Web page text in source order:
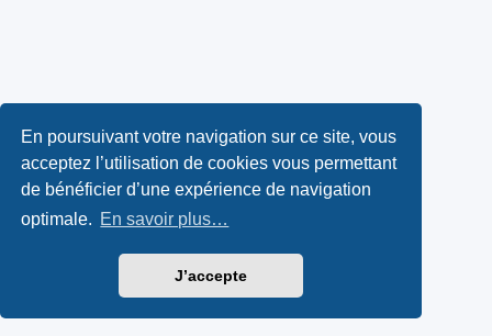
En poursuivant votre navigation sur ce site, vous
acceptez l’utilisation de cookies vous permettant
de bénéficier d’une expérience de navigation
optimale. En savoir plus…
J’accepte